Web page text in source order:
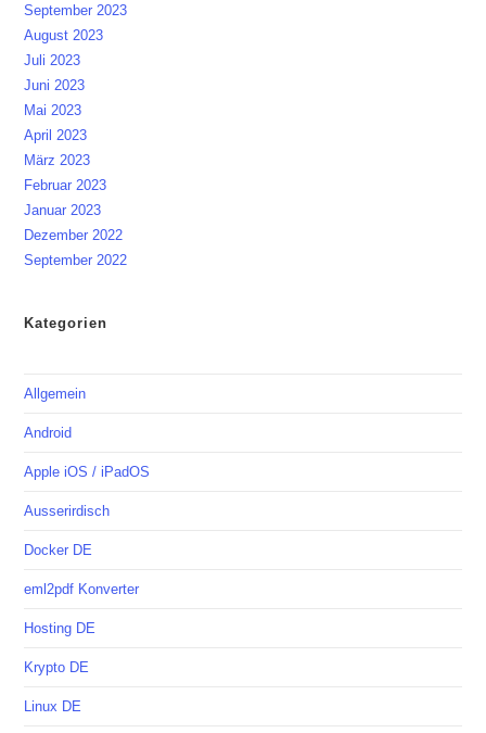
September 2023
August 2023
Juli 2023
Juni 2023
Mai 2023
April 2023
März 2023
Februar 2023
Januar 2023
Dezember 2022
September 2022
Kategorien
Allgemein
Android
Apple iOS / iPadOS
Ausserirdisch
Docker DE
eml2pdf Konverter
Hosting DE
Krypto DE
Linux DE